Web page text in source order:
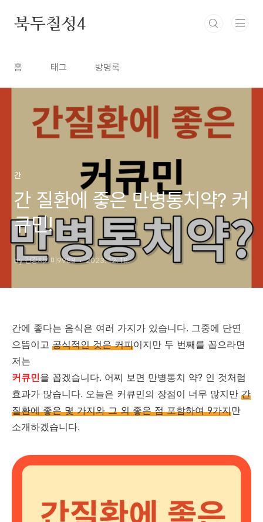
북두칠성4
홈 태그 방명록
간
간 질환에 좋은 만병통치약? 커
큐민!
by 건강지키미9988 2023. 12. 18.
간에 좋다는 음식은 여러 가지가 있습니다. 그중에 단연
으뜸이고 공식적인 것은 커피이지만 두 번째를 꼽으라면
저는
커큐민을 꼽겠습니다. 어찌 보면 만병통치 약? 인 것처럼
효과가 많습니다. 오늘은 커큐민의 장점이 너무 많지만 간
질환에 좋은 몇 가지와 그 외 좋은 점 포함하여 9가지만
소개하겠습니다.